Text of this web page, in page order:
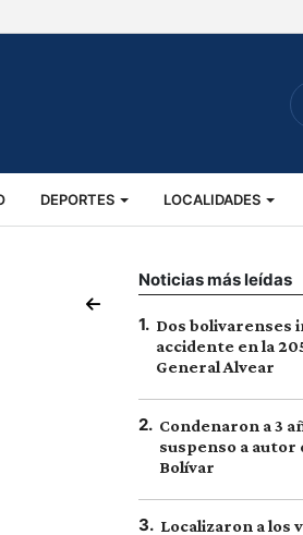
DEPORTES LOCALIDADES
Noticias más leídas
1. Dos bolivarenses
accidente en la
General Alvear
2. Condenaron a 3
suspenso a autor
Bolívar
3. Localizaron a los